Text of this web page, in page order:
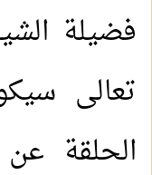
فضيلة
تعالى
الحلقة عن